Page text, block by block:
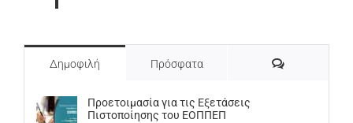
Δημοφιλή Πρόσφατα Σχόλια
Προετοιμασία για τις Εξετάσεις
Πιστοποίησης του ΕΟΠΠΕΠ